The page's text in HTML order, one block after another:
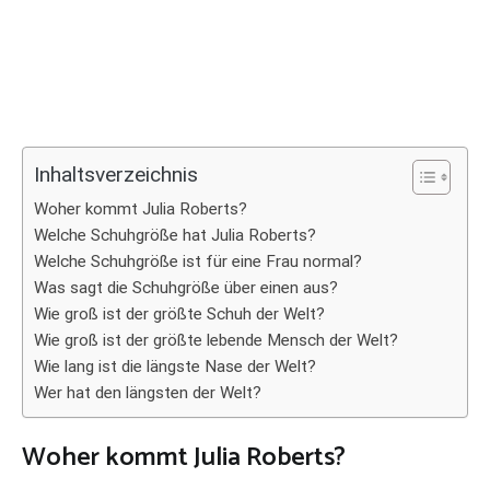
Inhaltsverzeichnis
Woher kommt Julia Roberts?
Welche Schuhgröße hat Julia Roberts?
Welche Schuhgröße ist für eine Frau normal?
Was sagt die Schuhgröße über einen aus?
Wie groß ist der größte Schuh der Welt?
Wie groß ist der größte lebende Mensch der Welt?
Wie lang ist die längste Nase der Welt?
Wer hat den längsten der Welt?
Woher kommt Julia Roberts?